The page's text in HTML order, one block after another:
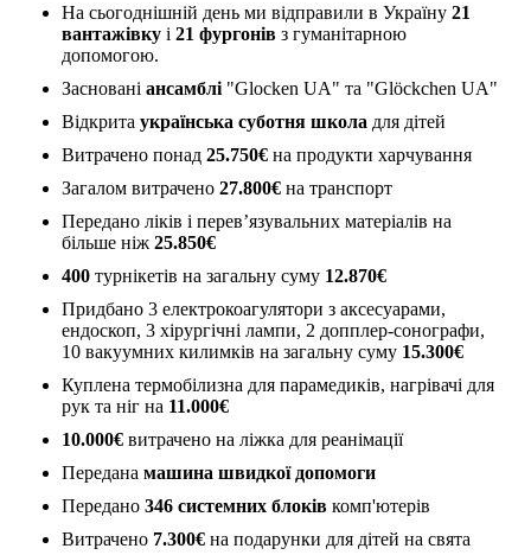
На сьогоднішній день ми відправили в Україну21
вантажівку і21 фургонів з гуманітарною
допомогою.
Заснованіансамблі "Glocken UA" та "Glöckchen UA"
Відкритаукраїнська суботня школа для дітей
Витрачено понад25.750€ на продукти харчування
Загалом витрачено27.800€ на транспорт
Передано ліків і перев’язувальних матеріалів на
більше ніж25.850€
400турнікетів на загальну суму 12.870€
Придбано 3 електрокоагулятори з аксесуарами,
ендоскоп, 3 хірургічні лампи, 2 допплер-сонографи,
10 вакуумних килимків на загальну суму 15.300€
Куплена термобілизна для парамедиків, нагрівачі для
рук та ніг на 11.000€
10.000€ витрачено на ліжка для реанімації
Переданамашина швидкої допомоги
Передано346 системних блоків комп'ютерів
Витрачено 7.300€ на подарунки для дітей на свята